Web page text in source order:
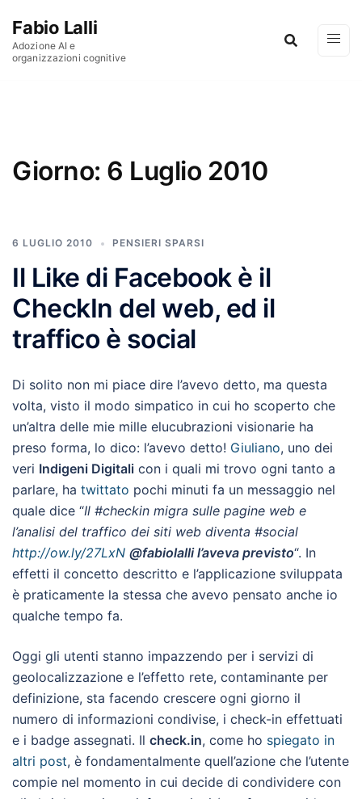
Fabio Lalli
Adozione AI e
organizzazioni cognitive
Giorno: 6 Luglio 2010
6 LUGLIO 2010 PENSIERI SPARSI
Il Like di Facebook è il
CheckIn del web, ed il
traffico è social
Di solito non mi piace dire l’avevo detto, ma questa
volta, visto il modo simpatico in cui ho scoperto che
un’altra delle mie mille elucubrazioni visionarie ha
preso forma, lo dico: l’avevo detto! Giuliano, uno dei
veri Indigeni Digitali con i quali mi trovo ogni tanto a
parlare, ha twittato pochi minuti fa un messaggio nel
quale dice “Il #checkin migra sulle pagine web e
l’analisi del traffico dei siti web diventa #social
http://ow.ly/27LxN @fabiolallil’aveva previsto“. In
effetti il concetto descritto e l’applicazione sviluppata
è praticamente la stessa che avevo pensato anche io
qualche tempo fa.
Oggi gli utenti stanno impazzendo per i servizi di
geolocalizzazione e l’effetto rete, contaminante per
definizione, sta facendo crescere ogni giorno il
numero di informazioni condivise, i check-in effettuati
e i badge assegnati. Il check.in, come ho spiegato in
altri post, è fondamentalmente quell’azione che l’utente
compie nel momento in cui decide di condividere con